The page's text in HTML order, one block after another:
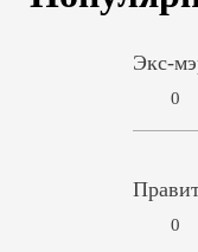
Экс-
0
0